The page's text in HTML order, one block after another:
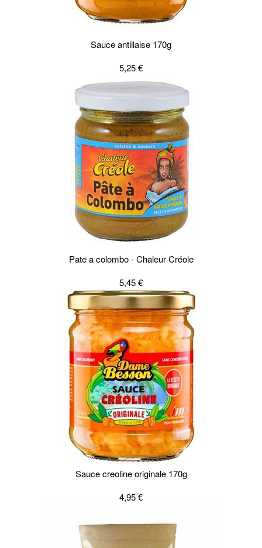
Sauce antillaise 170g
5,25 €
Pate a colombo - Chaleur Créole
5,45 €
Sauce creoline originale 170g
4,95 €